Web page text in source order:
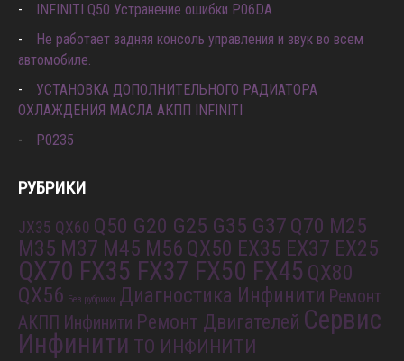
INFINITI Q50 Устранение ошибки P06DA
Не работает задняя консоль управления и звук во всем
автомобиле.
УСТАНОВКА ДОПОЛНИТЕЛЬНОГО РАДИАТОРА
ОХЛАЖДЕНИЯ МАСЛА АКПП INFINITI
P0235
РУБРИКИ
JX35 QX60 Q50 G20 G25 G35 G37 Q70 M25
M35 M37 M45 M56 QX50 EX35 EX37 EX25
QX70 FX35 FX37 FX50 FX45 QX80
QX56 Без рубрики Диагностика Инфинити Ремонт
АКПП Инфинити Ремонт Двигателей Сервис
Инфинити ТО ИНФИНИТИ